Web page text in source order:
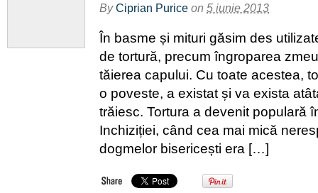
ByCiprian Purice on 5 iunie 2013
În basme și mituri găsim des
de tortură, precum îngroparea
tăierea capului. Cu toate acestea,
o poveste, a existat și va exista
trăiesc. Tortura a devenit populară
Inchiziției, când cea mai mică
dogmelor bisericești era […]